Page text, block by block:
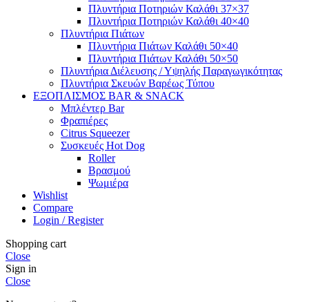
Πλυντήρια Ποτηριών Καλάθι 37×37
Πλυντήρια Ποτηριών Καλάθι 40×40
Πλυντήρια Πιάτων
Πλυντήρια Πιάτων Καλάθι 50×40
Πλυντήρια Πιάτων Καλάθι 50×50
Πλυντήρια Διέλευσης / Υψηλής Παραγωγικότητας
Πλυντήρια Σκευών Βαρέως Τύπου
ΕΞΟΠΛΙΣΜΟΣ BAR & SNACK
Μπλέντερ Bar
Φραπιέρες
Citrus Squeezer
Συσκευές Hot Dog
Roller
Βρασμού
Ψωμιέρα
Wishlist
Compare
Login / Register
Shopping cart
Close
Sign in
Close